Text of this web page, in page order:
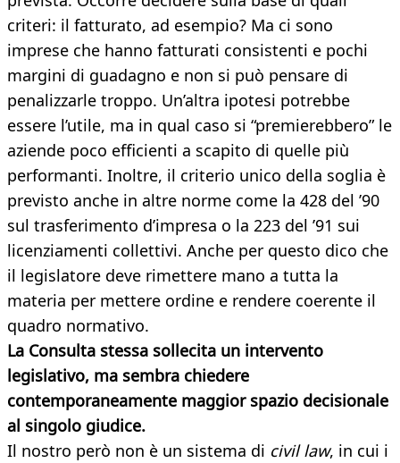
criteri: il fatturato, ad esempio? Ma ci sono
imprese che hanno fatturati consistenti e pochi
margini di guadagno e non si può pensare di
penalizzarle troppo. Un’altra ipotesi potrebbe
essere l’utile, ma in qual caso si “premierebbero” le
aziende poco efficienti a scapito di quelle più
performanti. Inoltre, il criterio unico della soglia è
previsto anche in altre norme come la 428 del ’90
sul trasferimento d’impresa o la 223 del ’91 sui
licenziamenti collettivi. Anche per questo dico che
il legislatore deve rimettere mano a tutta la
materia per mettere ordine e rendere coerente il
quadro normativo.
La Consulta stessa sollecita un intervento
legislativo, ma sembra chiedere
contemporaneamente maggior spazio decisionale
al singolo giudice.
Il nostro però non è un sistema di civil law, in cui i